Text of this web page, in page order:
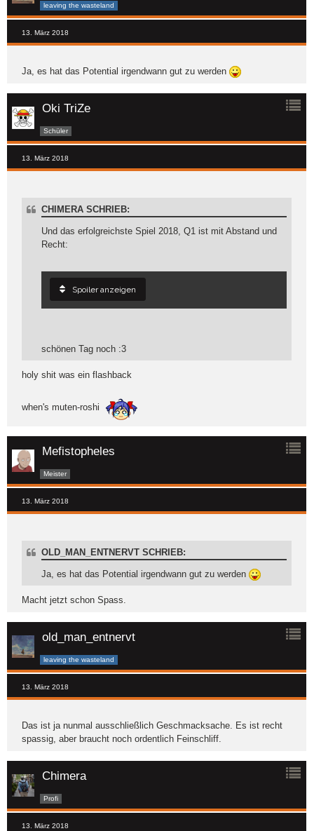
leaving the wasteland
13. März 2018
Ja, es hat das Potential irgendwann gut zu werden
Oki TriZe
Schüler
13. März 2018
CHIMERA SCHRIEB:
Und das erfolgreichste Spiel 2018, Q1 ist mit Abstand und
Recht:
Spoiler anzeigen
schönen Tag noch :3
holy shit was ein flashback
when's muten-roshi
Mefistopheles
Meister
13. März 2018
OLD_MAN_ENTNERVT SCHRIEB:
Ja, es hat das Potential irgendwann gut zu werden
Macht jetzt schon Spass.
old_man_entnervt
leaving the wasteland
13. März 2018
Das ist ja nunmal ausschließlich Geschmacksache. Es ist recht
spassig, aber braucht noch ordentlich Feinschliff.
Chimera
Profi
13. März 2018